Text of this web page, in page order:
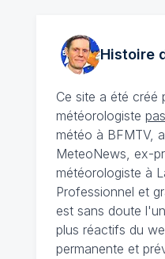
Histoire
Ce site a été créé
météorologiste
météo à BFMTV,
MeteoNews, ex-
météorologiste à
Professionnel et
est sans doute
plus réactifs du
permanente et